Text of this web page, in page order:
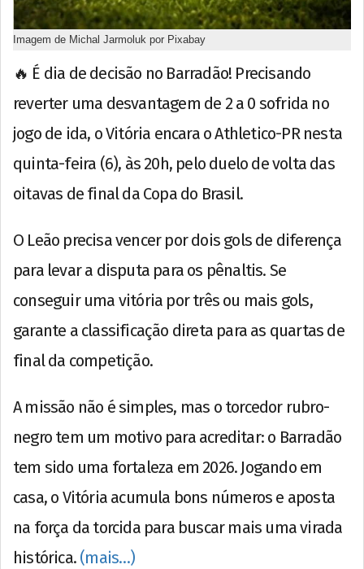
Imagem de Michal Jarmoluk por Pixabay
🔥 É dia de decisão no Barradão! Precisando
reverter uma desvantagem de 2 a 0 sofrida no
jogo de ida, o Vitória encara o Athletico-PR nesta
quinta-feira (6), às 20h, pelo duelo de volta das
oitavas de final da Copa do Brasil.
O Leão precisa vencer por dois gols de diferença
para levar a disputa para os pênaltis. Se
conseguir uma vitória por três ou mais gols,
garante a classificação direta para as quartas de
final da competição.
A missão não é simples, mas o torcedor rubro-
negro tem um motivo para acreditar: o Barradão
tem sido uma fortaleza em 2026. Jogando em
casa, o Vitória acumula bons números e aposta
na força da torcida para buscar mais uma virada
histórica. (mais…)